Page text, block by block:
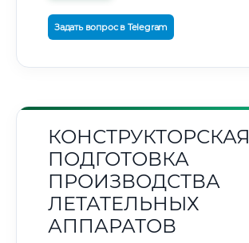
Задать вопрос в Telegram
КОНСТРУКТОРСКАЯ
ПОДГОТОВКА
ПРОИЗВОДСТВА
ЛЕТАТЕЛЬНЫХ
АППАРАТОВ